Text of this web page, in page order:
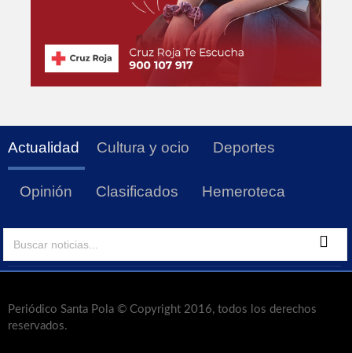
Actualidad Cultura y ocio Deportes
Opinión Clasificados Hemeroteca
Periódico Santa Pola © Copyright 2016, todos los derechos
reservados.